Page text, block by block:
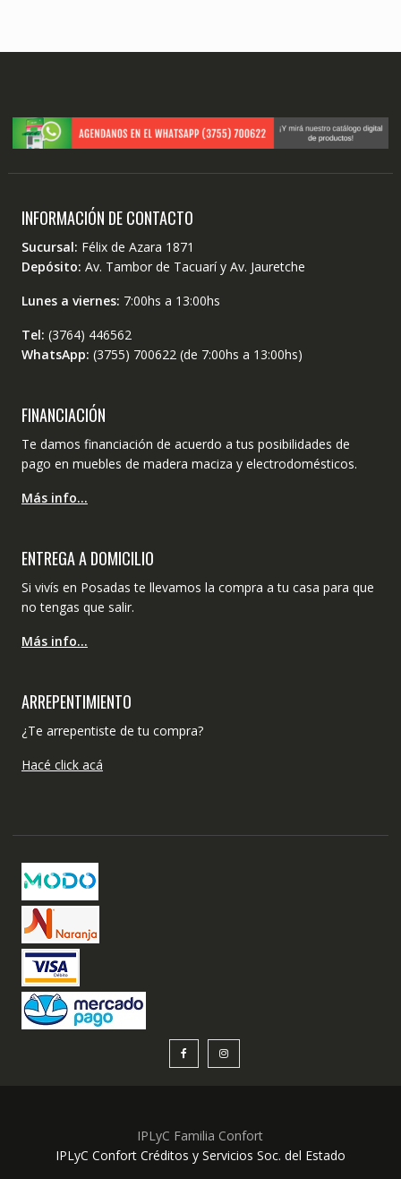
INFORMACIÓN DE CONTACTO
Sucursal: Félix de Azara 1871
Depósito: Av. Tambor de Tacuarí y Av. Jauretche
Lunes a viernes: 7:00hs a 13:00hs
Tel: (3764) 446562
WhatsApp: (3755) 700622 (de 7:00hs a 13:00hs)
FINANCIACIÓN
Te damos financiación de acuerdo a tus posibilidades de
pago en muebles de madera maciza y electrodomésticos.
Más info…
ENTREGA A DOMICILIO
Si vivís en Posadas te llevamos la compra a tu casa para que
no tengas que salir.
Más info…
ARREPENTIMIENTO
¿Te arrepentiste de tu compra?
Hacé click acá
IPLyC Familia Confort
IPLyC Confort Créditos y Servicios Soc. del Estado